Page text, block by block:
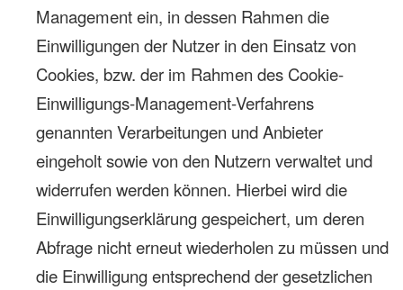
Management ein, in dessen Rahmen die
Einwilligungen der Nutzer in den Einsatz von
Cookies, bzw. der im Rahmen des Cookie-
Einwilligungs-Management-Verfahrens
genannten Verarbeitungen und Anbieter
eingeholt sowie von den Nutzern verwaltet und
widerrufen werden können. Hierbei wird die
Einwilligungserklärung gespeichert, um deren
Abfrage nicht erneut wiederholen zu müssen und
die Einwilligung entsprechend der gesetzlichen